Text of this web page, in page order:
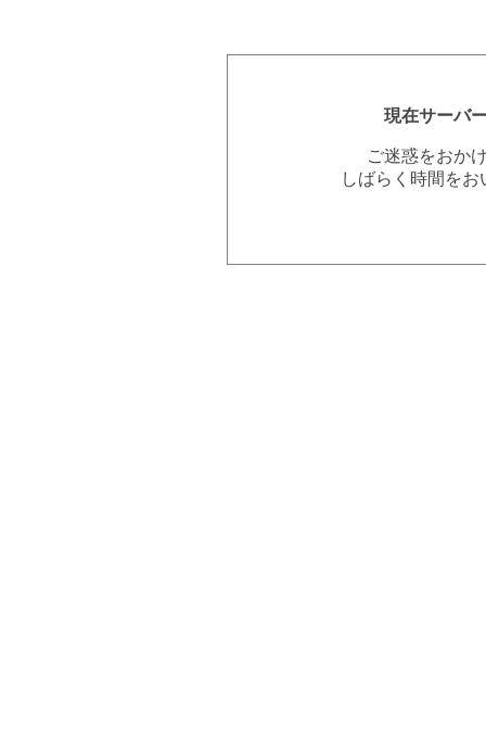
現在サーバ
ご迷惑をおか
しばらく時間を